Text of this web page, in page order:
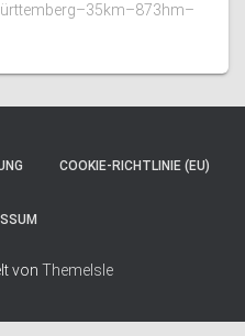
COOKIE-RICHTLINIE (EU)
von ThemeIsle